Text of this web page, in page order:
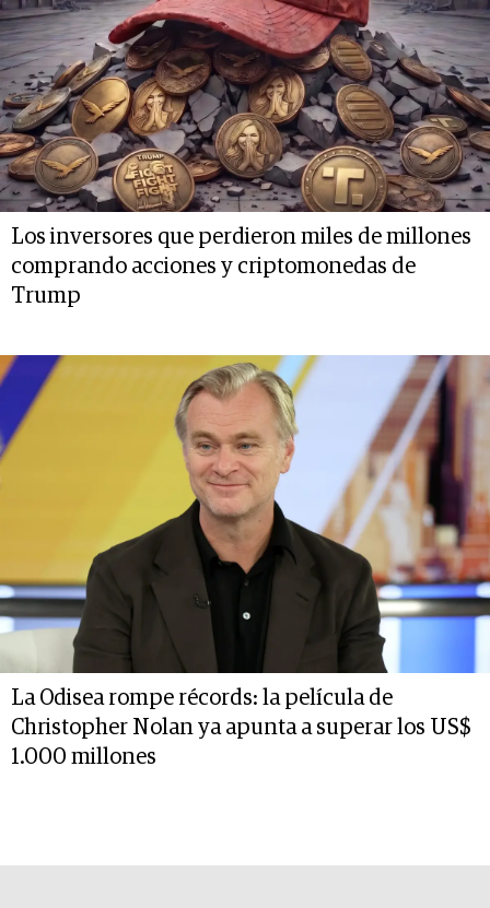
Los inversores que perdieron miles de millones
comprando acciones y criptomonedas de
Trump
La Odisea rompe récords: la película de
Christopher Nolan ya apunta a superar los US$
1.000 millones